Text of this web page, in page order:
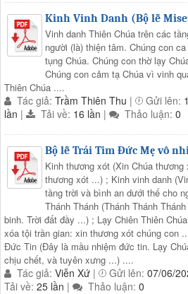
Kinh Vinh Danh (Bộ lễ
Vinh danh Thiên Chúa trên các
người (là) thiện tâm. Chúng con
tụng Chúa. Chúng con thờ lạy
Chúng con cảm tạ Chúa vì vinh
Thiên Chúa ....
Tác giả: Trầm Thiên Thu | Gửi lên:
lần | Tải về: 16 lần | Thảo luận: 0
Bộ lễ Trái Tim Đức Mẹ vô
Kinh thương xót (Xin Chúa
thương xót ...) ; Kinh vinh danh
tầng trời và bình an dưới thế cho
Thánh Thánh (Thánh Thánh
binh. Trời đất đầy ...) ; Lạy Chiên Thiên
xóa tội trần gian: xin thương xót chúng con
Đức Tin (Đây là mầu nhiệm đức tin. Lạy
chịu chết, và tuyên xưng ...) ....
Tác giả: Viễn Xứ | Gửi lên: 07/06/
Tải về: 25 lần | Thảo luận: 0